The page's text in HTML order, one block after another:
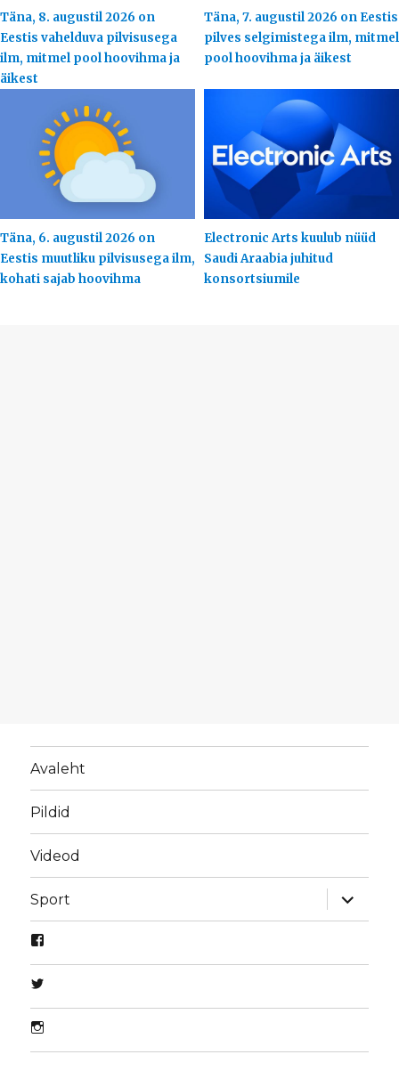
Täna, 8. augustil 2026 on
Eestis vahelduva pilvisusega
ilm, mitmel pool hoovihma ja
äikest
Täna, 7. augustil 2026 on Eestis
pilves selgimistega ilm, mitmel
pool hoovihma ja äikest
Täna, 6. augustil 2026 on
Eestis muutliku pilvisusega ilm,
kohati sajab hoovihma
Electronic Arts kuulub nüüd
Saudi Araabia juhitud
konsortsiumile
Avaleht
Pildid
Videod
Sport
laienda